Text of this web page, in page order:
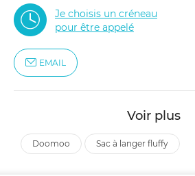
Je choisis un créneau
pour être appelé
EMAIL
Voir plus
doomoo sac à langer fluffy